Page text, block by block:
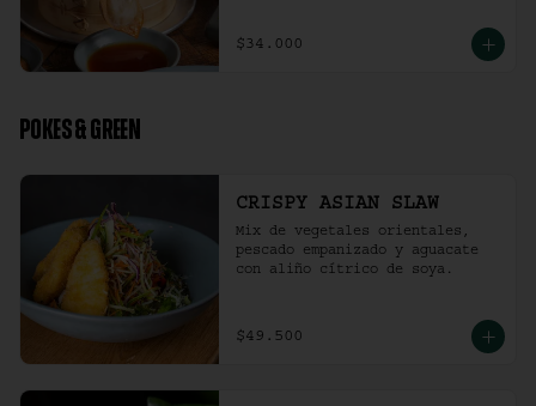
$34.000
POKES & GREEN
CRISPY ASIAN SLAW
Mix de vegetales orientales,
pescado empanizado y aguacate
con aliño cítrico de soya.
$49.500